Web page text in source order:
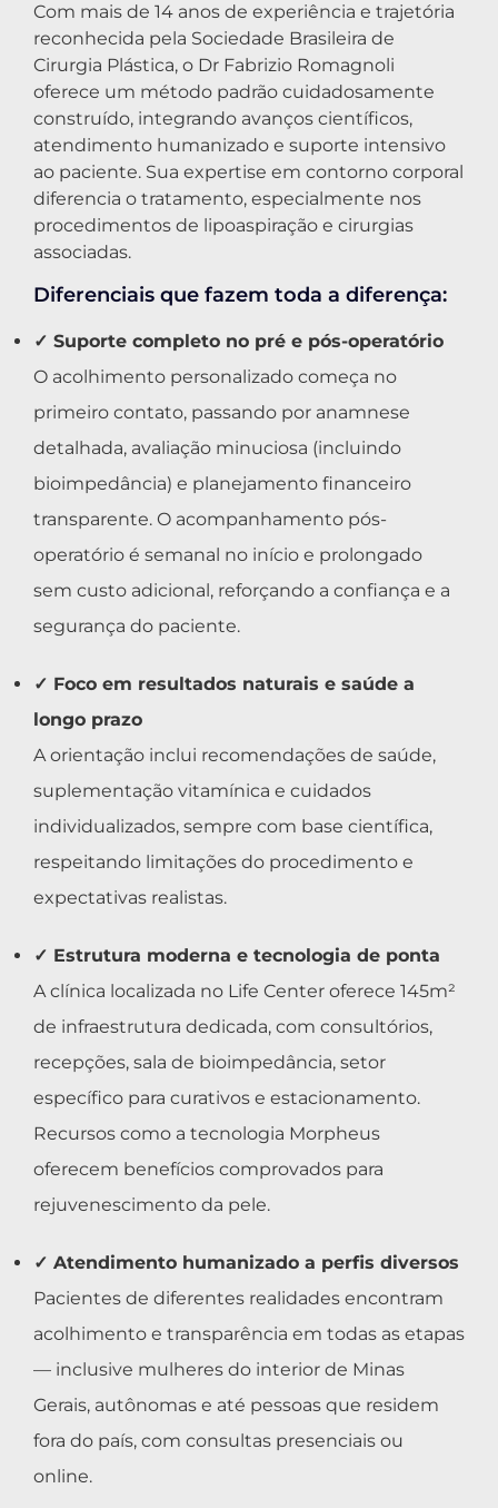
Com mais de 14 anos de experiência e trajetória
reconhecida pela Sociedade Brasileira de
Cirurgia Plástica, o Dr Fabrizio Romagnoli
oferece um método padrão cuidadosamente
construído, integrando avanços científicos,
atendimento humanizado e suporte intensivo
ao paciente. Sua expertise em contorno corporal
diferencia o tratamento, especialmente nos
procedimentos de lipoaspiração e cirurgias
associadas.
Diferenciais que fazem toda a diferença:
✓ Suporte completo no pré e pós-operatório
O acolhimento personalizado começa no
primeiro contato, passando por anamnese
detalhada, avaliação minuciosa (incluindo
bioimpedância) e planejamento financeiro
transparente. O acompanhamento pós-
operatório é semanal no início e prolongado
sem custo adicional, reforçando a confiança e a
segurança do paciente.
✓ Foco em resultados naturais e saúde a
longo prazo
A orientação inclui recomendações de saúde,
suplementação vitamínica e cuidados
individualizados, sempre com base científica,
respeitando limitações do procedimento e
expectativas realistas.
✓ Estrutura moderna e tecnologia de ponta
A clínica localizada no Life Center oferece 145m²
de infraestrutura dedicada, com consultórios,
recepções, sala de bioimpedância, setor
específico para curativos e estacionamento.
Recursos como a tecnologia Morpheus
oferecem benefícios comprovados para
rejuvenescimento da pele.
✓ Atendimento humanizado a perfis diversos
Pacientes de diferentes realidades encontram
acolhimento e transparência em todas as etapas
— inclusive mulheres do interior de Minas
Gerais, autônomas e até pessoas que residem
fora do país, com consultas presenciais ou
online.